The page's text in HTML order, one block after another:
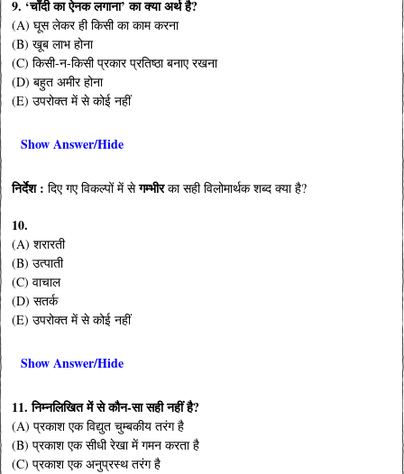
9. ‘चाँदी का ऐनक लगाना’ का क्या अर्थ है?
(A) घूस लेकर ही किसी का काम करना
(B) खूब लाभ होना
(C) किसी-न-किसी प्रकार प्रतिष्ठा बनाए रखना
(D) बहुत अमीर होना
(E) उपरोक्त में से कोई नहीं
Show Answer/Hide
निर्देश : दिए गए विकल्पों में सेगम्भीरका सही विलोमार्थक शब्द क्या है?
10.
(A) शरारती
(B) उत्पाती
(C) वाचाल
(D) सतर्क
(E) उपरोक्त में से कोई नहीं
Show Answer/Hide
11.निम्नलिखित में से कौन-सा सही नहीं है?
(A) प्रकाश एक विद्युत चुम्बकीय तरंग है
(B) प्रकाश एक सीधी रेखा में गमन करता है
(C) प्रकाश एक अनुप्रस्थ तरंग है